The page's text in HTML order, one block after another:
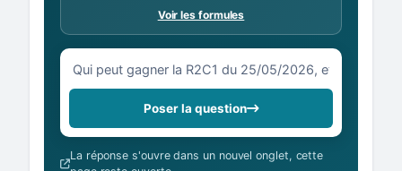
Voir les formules
Votre question sur la R2C1 du 25/05/2026
Poser la question
La réponse s'ouvre dans un nouvel onglet, cette